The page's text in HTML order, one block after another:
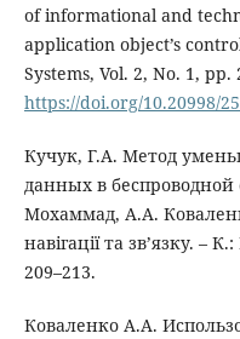
of informational and
application object’s
Systems, Vol. 2, No. 1, pp.
https://doi.org/10.20998/
Кучук, Г.А. Метод
данных в беспроводной
Мохаммад, А.А.
навігації та зв’язку. –
209–213.
Коваленко А.А.